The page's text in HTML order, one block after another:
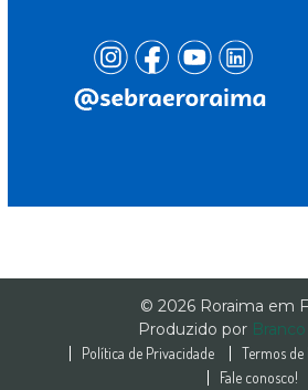
© 2026 Roraima em
Produzido por
Política de Privacidade Termos de
Fale conosco!